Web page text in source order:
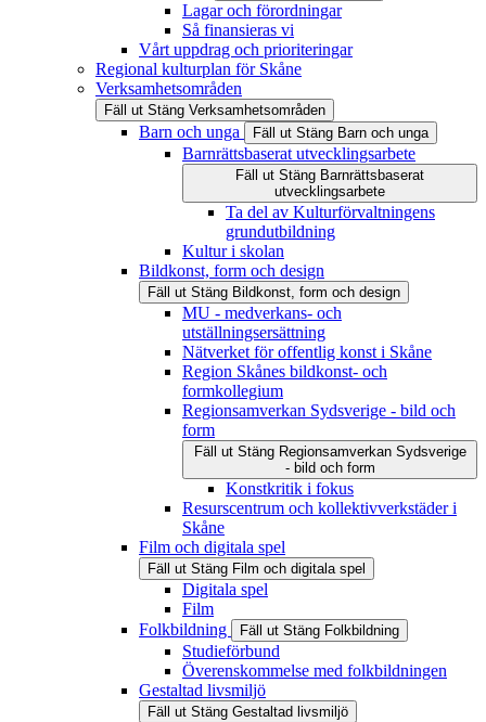
Lagar och förordningar
Så finansieras vi
Vårt uppdrag och prioriteringar
Regional kulturplan för Skåne
Verksamhetsområden
Fäll ut Stäng Verksamhetsområden
Barn och unga Fäll ut Stäng Barn och unga
Barnrättsbaserat utvecklingsarbete
Fäll ut Stäng Barnrättsbaserat
utvecklingsarbete
Ta del av Kulturförvaltningens
grundutbildning
Kultur i skolan
Bildkonst, form och design
Fäll ut Stäng Bildkonst, form och design
MU - medverkans- och
utställningsersättning
Nätverket för offentlig konst i Skåne
Region Skånes bildkonst- och
formkollegium
Regionsamverkan Sydsverige - bild och
form
Fäll ut Stäng Regionsamverkan Sydsverige
- bild och form
Konstkritik i fokus
Resurscentrum och kollektivverkstäder i
Skåne
Film och digitala spel
Fäll ut Stäng Film och digitala spel
Digitala spel
Film
Folkbildning
Fäll ut Stäng Folkbildning
Studieförbund
Överenskommelse med folkbildningen
Gestaltad livsmiljö
Fäll ut Stäng Gestaltad livsmiljö